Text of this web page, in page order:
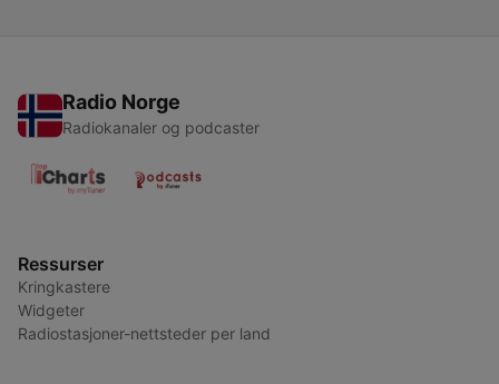
Radio Norge
Radiokanaler og podcaster
Ressurser
Kringkastere
Widgeter
Radiostasjoner-nettsteder per land